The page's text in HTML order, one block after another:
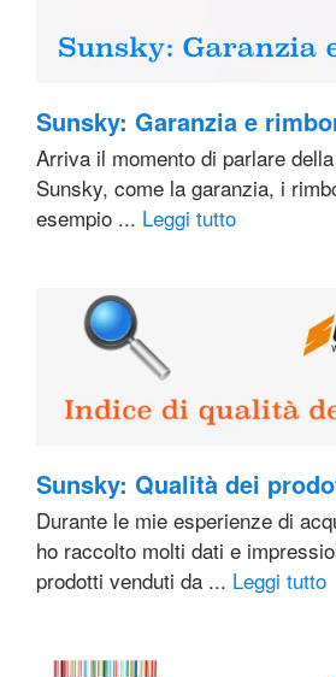
Sunsky: Garanzia e
Arriva il momento di parlare
Sunsky, come la garanzia, i
esempio ... Leggi tutto
Sunsky: Qualità dei
Durante le mie esperienze di
ho raccolto molti dati e
prodotti venduti da ... Leggi tutto